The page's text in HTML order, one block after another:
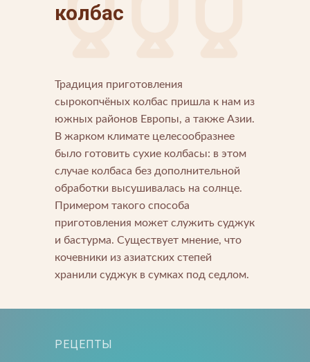
колбас
Традиция приготовления
сырокопчёных колбас пришла к нам из
южных районов Европы, а также Азии.
В жарком климате целесообразнее
было готовить сухие колбасы: в этом
случае колбаса без дополнительной
обработки высушивалась на солнце.
Примером такого способа
приготовления может служить суджук
и бастурма. Существует мнение, что
кочевники из азиатских степей
хранили суджук в сумках под седлом.
РЕЦЕПТЫ
Напишите нам
Напишите нам
Мы открыты для любых вопросов и предложений
Подпишитесь на новости
Мы будем присылать вам только самое важное